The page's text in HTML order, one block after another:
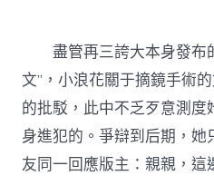
盡管再三誇大本身發布
文”，小浪花關于摘鏡手術
的批駁，此中不乏歹意測
身進犯的。爭辯到后期，她
友同一回應版主：親親，這